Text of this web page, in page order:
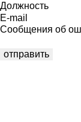
Должность
E-mail
Сообщения об